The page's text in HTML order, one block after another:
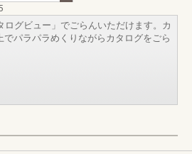
ログビュー」でごらんいただけます。カ
でパラパラめくりながらカタログをごら